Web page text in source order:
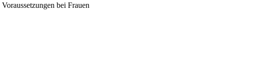
bei Frauen